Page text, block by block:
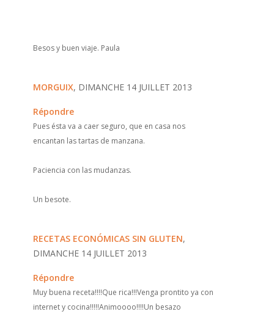
Besos y buen viaje. Paula
MORGUIX, DIMANCHE 14 JUILLET 2013
Répondre
Pues ésta va a caer seguro, que en casa nos
encantan las tartas de manzana.
Paciencia con las mudanzas.
Un besote.
RECETAS ECONÓMICAS SIN GLUTEN,
DIMANCHE 14 JUILLET 2013
Répondre
Muy buena receta!!!!Que rica!!!Venga prontito ya con
internet y cocina!!!!!Animoooo!!!!Un besazo